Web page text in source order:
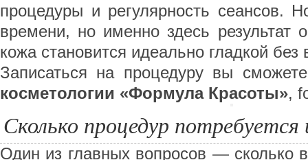
процедуры и регулярность сеансов.
времени, но именно здесь результат
кожа становится идеально гладкой
Записаться на процедуру вы
косметологии «Формула Красоты»,
Сколько процедур потребуется
Один из главных вопросов — сколько